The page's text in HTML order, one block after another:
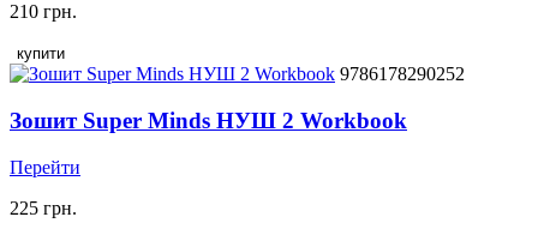
210 грн.
купити
9786178290252
Зошит Super Minds НУШ 2 Workbook
Перейти
225 грн.